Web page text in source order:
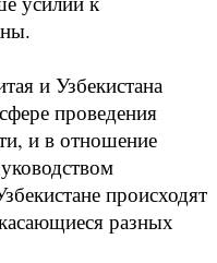
и Узбекистана
проведения
и в отношение
происходят
разных